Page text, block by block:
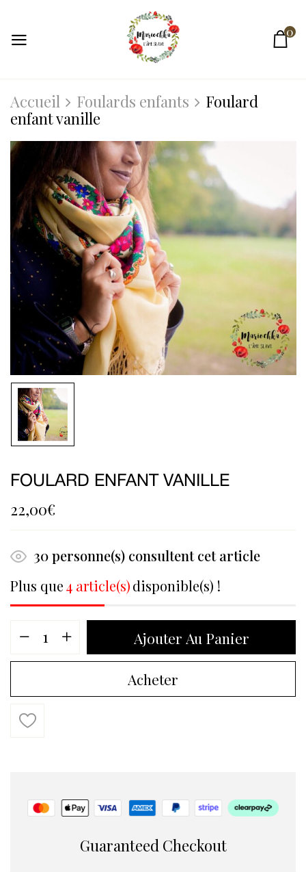
0
Accueil Foulards enfants
Foulard
enfant vanille
FOULARD ENFANT VANILLE
22,00€
30personne(s) consultent cet article
Plus que4 article(s)disponible(s) !
Ajouter Au Panier
Acheter
Guaranteed Checkout